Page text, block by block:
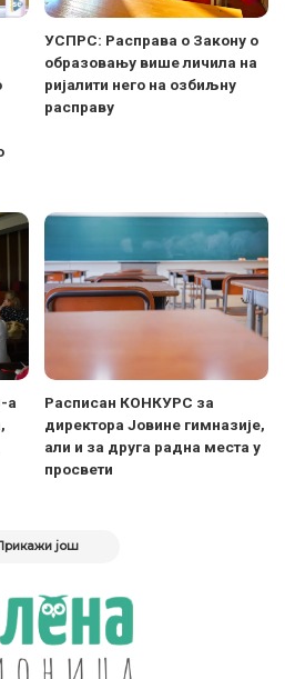
УСПРС: Расправа о Закону о
образовању више личила на
ријалити него на озбиљну
расправу
а
Расписан КОНКУРС за
директора Јовине гимназије,
али и за друга радна места у
просвети
још